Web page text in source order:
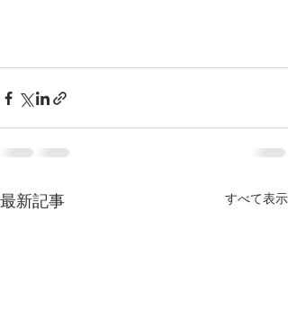
最新記事 すべて表示